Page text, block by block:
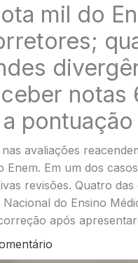
mil do
notas
pontuação
avaliações
Enem. Em um dos
revisões. Quatro
do Ensino
após